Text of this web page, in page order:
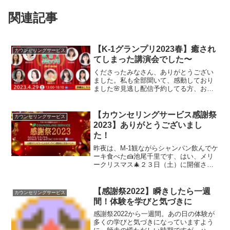
関連記事
カウンセリングサービス
【K-1グランプリ2023春】癒され
てしまった講演会でした〜
くださったみなさん、ありがとうござい
ました。私も全部聞いて、感動しており
ました🌸見逃し配信予約してる方、お楽
カウンセリングサービス
【カウンセリングサービス感謝祭
2023】ありがとうございまし
た！
昨夜は、M-1観ながらシャンパン飲んでケ
ーキ食べた🍰池尾千里です、はい、メリ
ークリスマス🎄２３日（土）に開催され
ざいました。もう少ししたら見逃し配信
も観られますので...
カウンセリングサービス
【感謝祭2022】瞬きしたら一週
間！体験を学びと気づきに
感謝祭2022から一週間。あの日の体験が
多くの学びと気づきになっていますよう